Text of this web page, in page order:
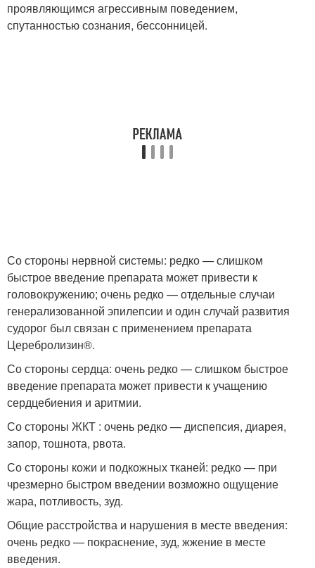
проявляющимся агрессивным поведением,
спутанностью сознания, бессонницей.
Со стороны нервной системы: редко — слишком
быстрое введение препарата может привести к
головокружению; очень редко — отдельные случаи
генерализованной эпилепсии и один случай развития
судорог был связан с применением препарата
Церебролизин®.
Со стороны сердца: очень редко — слишком быстрое
введение препарата может привести к учащению
сердцебиения и аритмии.
Со стороны ЖКТ : очень редко — диспепсия, диарея,
запор, тошнота, рвота.
Со стороны кожи и подкожных тканей: редко — при
чрезмерно быстром введении возможно ощущение
жара, потливость, зуд.
Общие расстройства и нарушения в месте введения:
очень редко — покраснение, зуд, жжение в месте
введения.